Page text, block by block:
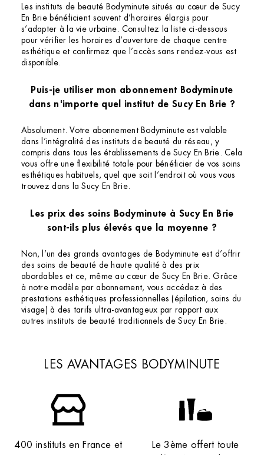
Les instituts de beauté Bodyminute situés au cœur de Sucy
En Brie bénéficient souvent d’horaires élargis pour
s’adapter à la vie urbaine. Consultez la liste ci-dessous
pour vérifier les horaires d’ouverture de chaque centre
esthétique et confirmez que l’accès sans rendez-vous est
disponible.
Puis-je utiliser mon abonnement Bodyminute
dans n'importe quel institut de Sucy En Brie ?
Absolument. Votre abonnement Bodyminute est valable
dans l’intégralité des instituts de beauté du réseau, y
compris dans tous les établissements de Sucy En Brie. Cela
vous offre une flexibilité totale pour bénéficier de vos soins
esthétiques habituels, quel que soit l’endroit où vous vous
trouvez dans la Sucy En Brie.
Les prix des soins Bodyminute à Sucy En Brie
sont-ils plus élevés que la moyenne ?
Non, l’un des grands avantages de Bodyminute est d’offrir
des soins de beauté de haute qualité à des prix
abordables et ce, même au cœur de Sucy En Brie. Grâce
à notre modèle par abonnement, vous accédez à des
prestations esthétiques professionnelles (épilation, soins du
visage) à des tarifs ultra-avantageux par rapport aux
autres instituts de beauté traditionnels de Sucy En Brie.
LES AVANTAGES BODYMINUTE
400 instituts en France et
Le 3ème offert toute